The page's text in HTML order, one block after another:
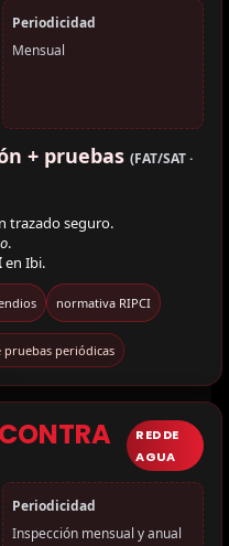
Periodicidad
Mensual
+ pruebas (FAT/SAT ·
trazado seguro.
.
en Ibi.
normativa RIPCI
pruebas periódicas
RED DE
AGUA
Periodicidad
Inspección mensual y anual